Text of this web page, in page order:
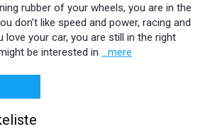
rubber of your wheels, you are in the
don’t like speed and power, racing and
your car, you are still in the right
be interested in
...mere